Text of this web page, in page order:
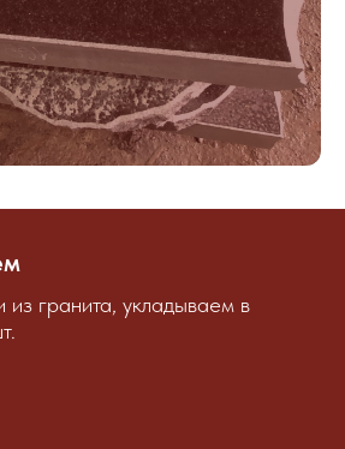
гранита, укладываем в